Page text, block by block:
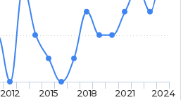
2012 2015 2018 2021 2024